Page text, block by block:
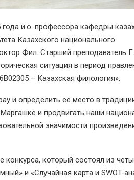
и.о. профессора кафедры
Казахского национального
Фил. Старший преподаватель Г.
ситуация в период
– Казахская филология».
и определить ее место в
и продвигать наши
значимости
конкурса, который состоял из
и «Случайная карта и SWOT-